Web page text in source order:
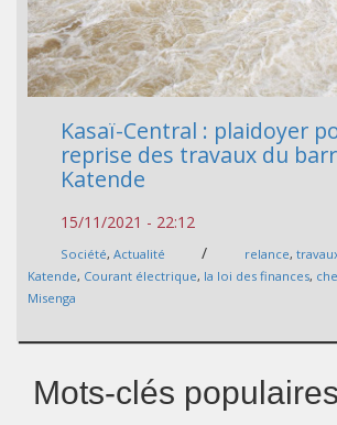
Kasaï-Central : plaidoyer
reprise des travaux du
Katende
15/11/2021 - 22:12
Société, Actualité / relance,
Katende, Courant électrique, la loi des finances,
Misenga
Mots-clés populaires